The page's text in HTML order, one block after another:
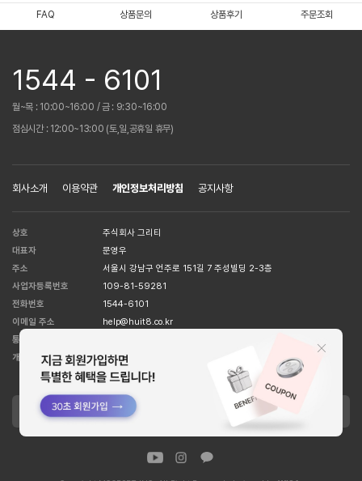
FAQ 상품문의 상품후기 주문조회
1544 - 6101
월~목 : 10:00~16:00 / 금 : 9:30~16:00
점심시간 : 12:00~13:00 (토,일,공휴일 휴무)
회사소개 이용약관 개인정보처리방침 공지사항
상호
주식회사 그리티
대표자
문영우
주소
서울시 강남구 언주로 151길 7 주성빌딩 2-3층
사업자등록번호
109-81-59281
전화번호
1544-6101
이메일 주소
help@huit8.co.kr
통신판매업
개인정보관리책임자
박준영
APPLE STORE GOOGLE STORE